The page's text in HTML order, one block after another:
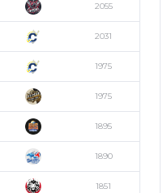
2055
2031
1975
1975
1895
1890
1851